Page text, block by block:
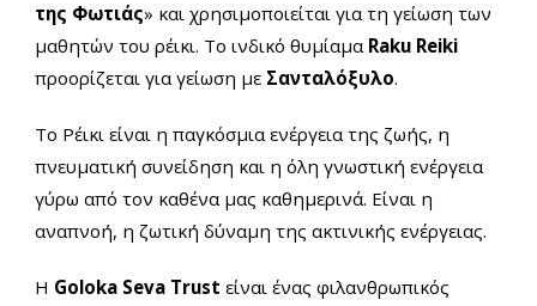
της Φωτιάς» και χρησιμοποιείται για τη γείωση των
μαθητών του ρέικι. Το ινδικό θυμίαμα Raku Reiki
προορίζεται για γείωση με Σανταλόξυλο.
Το Ρέικι είναι η παγκόσμια ενέργεια της ζωής, η
πνευματική συνείδηση ​​και η όλη γνωστική ενέργεια
γύρω από τον καθένα μας καθημερινά. Είναι η
αναπνοή, η ζωτική δύναμη της ακτινικής ενέργειας.
Η Goloka Seva Trust είναι ένας φιλανθρωπικός